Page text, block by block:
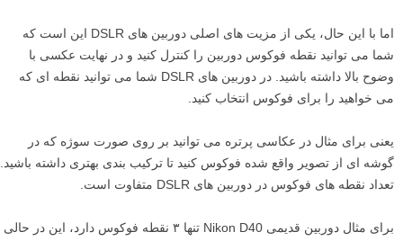
اما با این حال، یکی از مزیت های اصلی دوربین های DSLR این است که
شما می توانید نقطه فوکوس دوربین را کنترل کنید و در نهایت عکسی با
وضوح بالا داشته باشید. در دوربین های DSLR شما می توانید نقطه ای که
می خواهید را برای فوکوس انتخاب کنید.
یعنی برای مثال در عکاسی پرتره می توانید بر روی صورت سوژه که در
گوشه ای از تصویر واقع شده فوکوس کنید تا ترکیب بندی بهتری داشته باشید.
تعداد نقطه های فوکوس در دوربین های DSLR متفاوت است.
برای مثال دوربین قدیمی Nikon D40 تنها ۳ نقطه فوکوس دارد، این در حالی